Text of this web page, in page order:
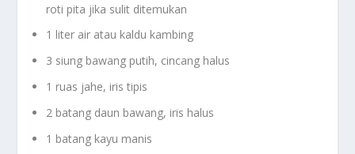
roti pita jika sulit ditemukan
1 liter air atau kaldu kambing
3 siung bawang putih, cincang halus
1 ruas jahe, iris tipis
2 batang daun bawang, iris halus
1 batang kayu manis